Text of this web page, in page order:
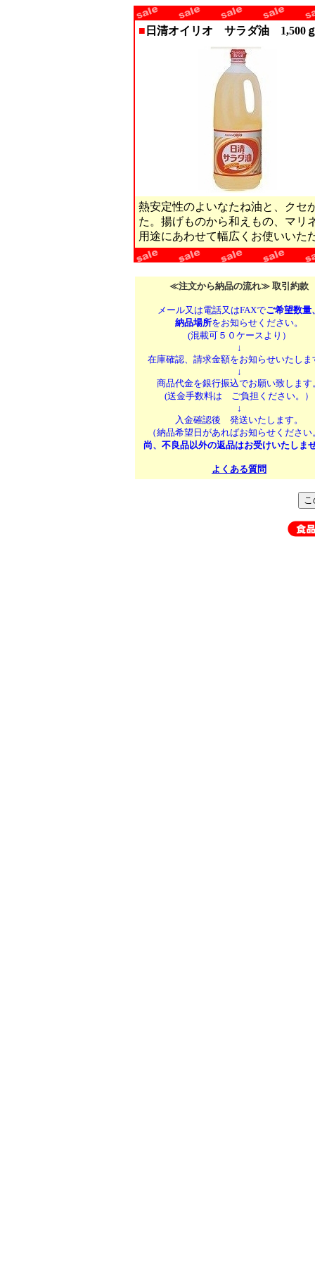
■ 日清オイリオ サラダ油 1,500
熱安定性のよいなたね油と、クセ
た。揚げものから和えもの、マリ
用途にあわせて幅広くお使いいた
≪注文から納品の流れ≫ 取引約款
メール又は電話又はFAXでご希望数量
納品場所をお知らせください。
(混載可５０ケースより）
↓
在庫確認、請求金額をお知らせいたしま
↓
商品代金を銀行振込でお願い致します
(送金手数料は ご負担ください。）
↓
入金確認後 発送いたします。
（納品希望日があればお知らせください
尚、不良品以外の返品はお受けいたしま
よくある質問